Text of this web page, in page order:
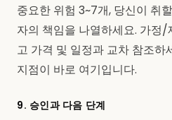
중요한 위험 3~7개, 당신이 취
자의 책임을 나열하세요. 가정
고 가격 및 일정과 교차 참조하
지점이 바로 여기입니다.
9. 승인과 다음 단계